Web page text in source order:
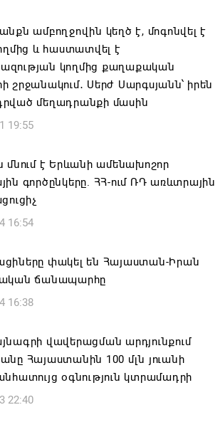
նավթագազային եկամուտները
յոթ ամիսներին նվազել են 17%-
հայեցակարգը
16:36
16:32
ամբողջովին կեղծ է, մոգոնվել է
և հաստատվել է
կողմից քաղաքական
շրջանակում․ Սերժ Սարգսյանն՝ իրեն
մեղադրանքի մասին
19:55
մնում է Երևանի ամենախոշոր
գործընկերը. ՀՀ-ում ՌԴ առևտրային
16:54
փակել են Հայաստան-Իրան
ճանապարհը
16:38
վավերացման արդյունքում
Հայաստանին 100 մլն յուանի
օգնություն կտրամադրի
22:40